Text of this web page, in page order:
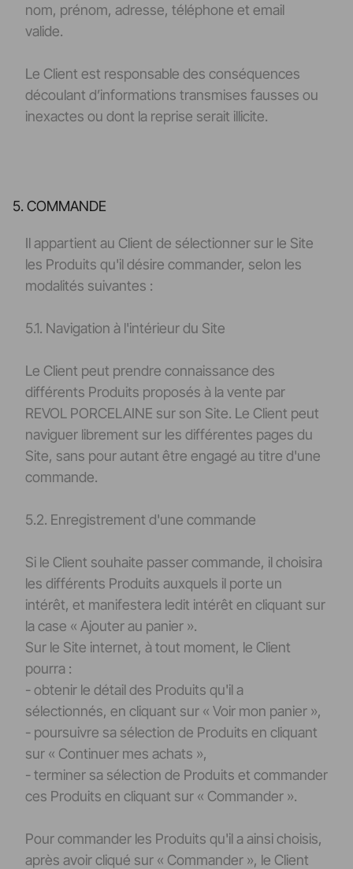
nom, prénom, adresse, téléphone et email
valide.
Le Client est responsable des conséquences
découlant d’informations transmises fausses ou
inexactes ou dont la reprise serait illicite.
5. COMMANDE
Il appartient au Client de sélectionner sur le Site
les Produits qu'il désire commander, selon les
modalités suivantes :
5.1. Navigation à l'intérieur du Site
Le Client peut prendre connaissance des
différents Produits proposés à la vente par
REVOL PORCELAINE sur son Site. Le Client peut
naviguer librement sur les différentes pages du
Site, sans pour autant être engagé au titre d'une
commande.
5.2. Enregistrement d'une commande
Si le Client souhaite passer commande, il choisira
les différents Produits auxquels il porte un
intérêt, et manifestera ledit intérêt en cliquant sur
la case « Ajouter au panier ».
Sur le Site internet, à tout moment, le Client
pourra :
- obtenir le détail des Produits qu'il a
sélectionnés, en cliquant sur « Voir mon panier »,
- poursuivre sa sélection de Produits en cliquant
sur « Continuer mes achats »,
- terminer sa sélection de Produits et commander
ces Produits en cliquant sur « Commander ».
Pour commander les Produits qu'il a ainsi choisis,
après avoir cliqué sur « Commander », le Client